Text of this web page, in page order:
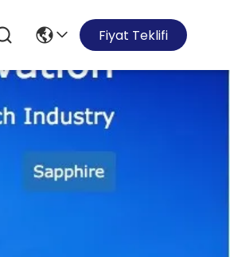
Fiyat Teklifi